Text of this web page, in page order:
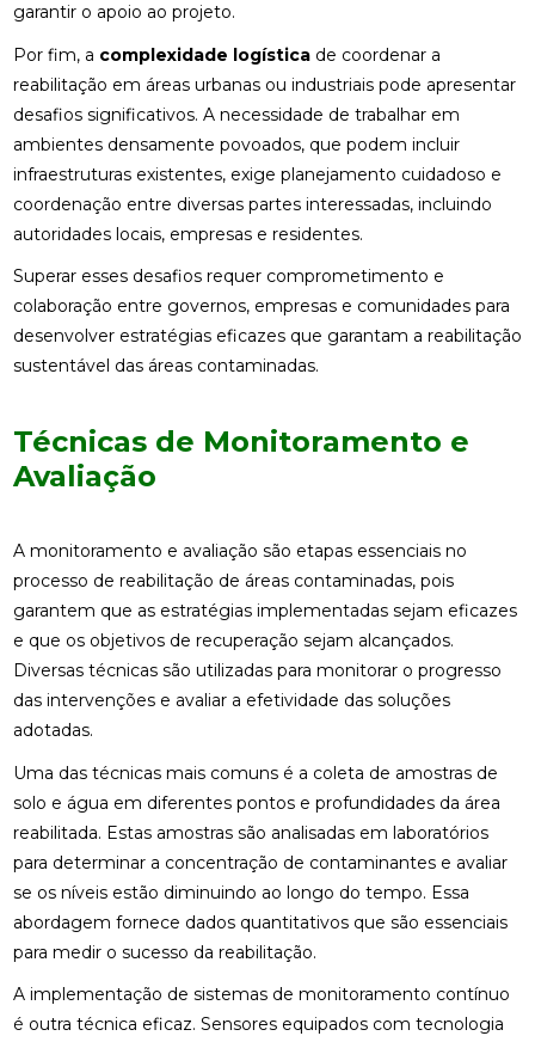
garantir o apoio ao projeto.
Por fim, a complexidade logísticade coordenar a
reabilitação em áreas urbanas ou industriais pode apresentar
desafios significativos. A necessidade de trabalhar em
ambientes densamente povoados, que podem incluir
infraestruturas existentes, exige planejamento cuidadoso e
coordenação entre diversas partes interessadas, incluindo
autoridades locais, empresas e residentes.
Superar esses desafios requer comprometimento e
colaboração entre governos, empresas e comunidades para
desenvolver estratégias eficazes que garantam a reabilitação
sustentável das áreas contaminadas.
Técnicas de Monitoramento e
Avaliação
A monitoramento e avaliação são etapas essenciais no
processo de reabilitação de áreas contaminadas, pois
garantem que as estratégias implementadas sejam eficazes
e que os objetivos de recuperação sejam alcançados.
Diversas técnicas são utilizadas para monitorar o progresso
das intervenções e avaliar a efetividade das soluções
adotadas.
Uma das técnicas mais comuns é a coleta de amostras de
solo e água em diferentes pontos e profundidades da área
reabilitada. Estas amostras são analisadas em laboratórios
para determinar a concentração de contaminantes e avaliar
se os níveis estão diminuindo ao longo do tempo. Essa
abordagem fornece dados quantitativos que são essenciais
para medir o sucesso da reabilitação.
A implementação de sistemas de monitoramento contínuo
é outra técnica eficaz. Sensores equipados com tecnologia